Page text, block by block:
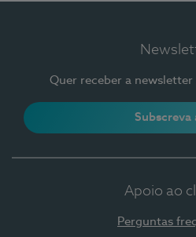
Quer receber a newsletter
Subscreva
Apoio ao
Perguntas